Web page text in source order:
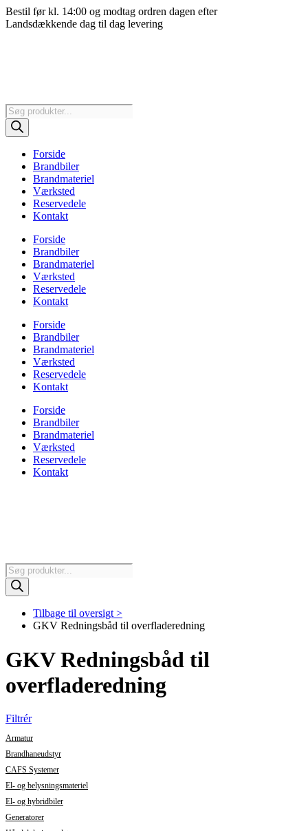
Videre
til
Bestil før kl. 14:00 og modtag ordren dagen efter
Landsdækkende dag til dag levering
Products
search
Forside
Brandbiler
Brandmateriel
Værksted
Reservedele
Kontakt
Forside
Brandbiler
Brandmateriel
Værksted
Reservedele
Kontakt
Forside
Brandbiler
Brandmateriel
Værksted
Reservedele
Kontakt
Forside
Brandbiler
Brandmateriel
Værksted
Reservedele
Kontakt
Products
search
Tilbage til oversigt >
GKV Redningsbåd til overfladeredning
GKV Redningsbåd til
overfladeredning
Filtrér
Armatur
Brandhaneudstyr
CAFS Systemer
El- og belysningsmateriel
El- og hybridbiler
Generatorer